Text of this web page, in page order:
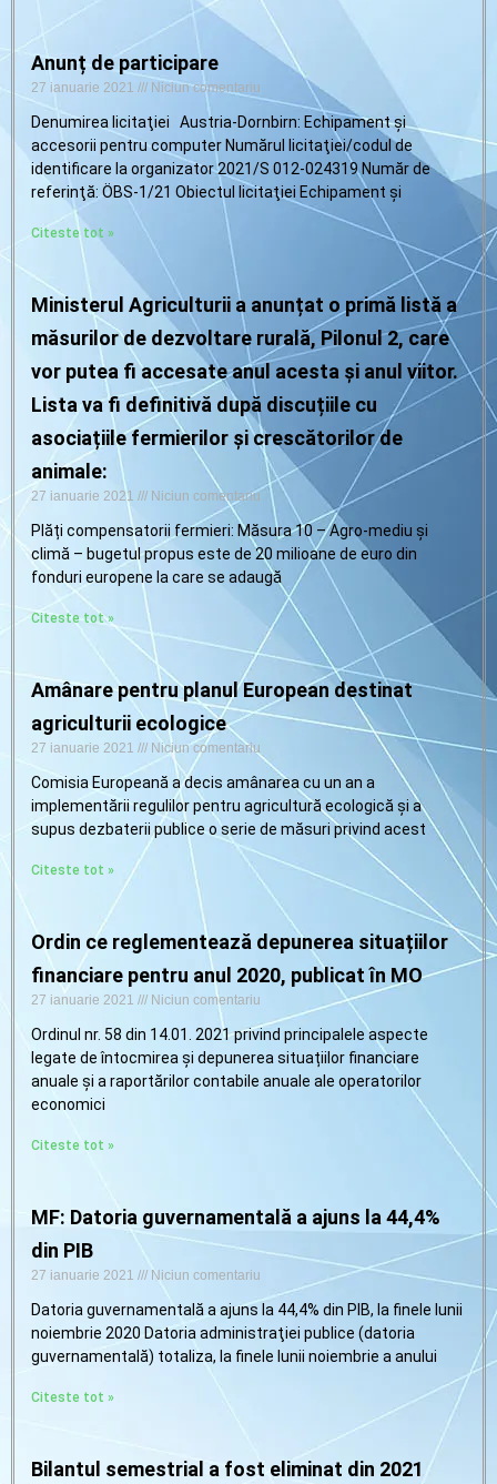
Anunț de participare
27 ianuarie 2021 Niciun comentariu
Denumirea licitaţiei Austria-Dornbirn: Echipament şi
accesorii pentru computer Numărul licitaţiei/codul de
identificare la organizator 2021/S 012-024319 Număr de
referinţă: ÖBS-1/21 Obiectul licitaţiei Echipament şi
Citeste tot »
Ministerul Agriculturii a anunțat o primă listă a
măsurilor de dezvoltare rurală, Pilonul 2, care
vor putea fi accesate anul acesta și anul viitor.
Lista va fi definitivă după discuțiile cu
asociațiile fermierilor și crescătorilor de
animale:
27 ianuarie 2021 Niciun comentariu
Plăți compensatorii fermieri: Măsura 10 – Agro-mediu și
climă – bugetul propus este de 20 milioane de euro din
fonduri europene la care se adaugă
Citeste tot »
Amânare pentru planul European destinat
agriculturii ecologice
27 ianuarie 2021 Niciun comentariu
Comisia Europeană a decis amânarea cu un an a
implementării regulilor pentru agricultură ecologică și a
supus dezbaterii publice o serie de măsuri privind acest
Citeste tot »
Ordin ce reglementează depunerea situațiilor
financiare pentru anul 2020, publicat în MO
27 ianuarie 2021 Niciun comentariu
Ordinul nr. 58 din 14.01. 2021 privind principalele aspecte
legate de întocmirea și depunerea situațiilor financiare
anuale și a raportărilor contabile anuale ale operatorilor
economici
Citeste tot »
MF: Datoria guvernamentală a ajuns la 44,4%
din PIB
27 ianuarie 2021 Niciun comentariu
Datoria guvernamentală a ajuns la 44,4% din PIB, la finele lunii
noiembrie 2020 Datoria administraţiei publice (datoria
guvernamentală) totaliza, la finele lunii noiembrie a anului
Citeste tot »
Bilantul semestrial a fost eliminat din 2021